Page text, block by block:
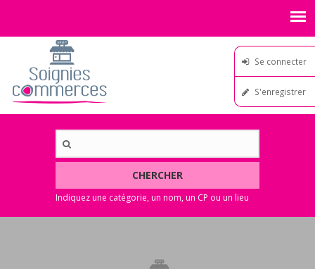
Se connecter
S'enregistrer
CHERCHER